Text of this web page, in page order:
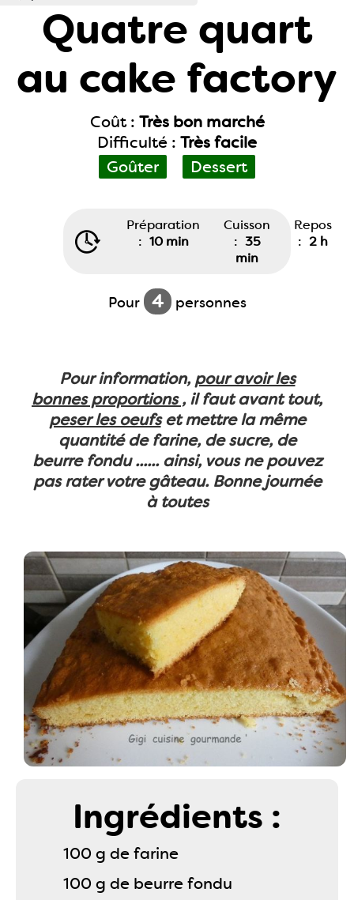
Quatre quart
au cake factory
Coût : Très bon marché
Difficulté : Très facile
Goûter
Dessert
Préparation
: 10 min
Cuisson
: 35
min
Repos
: 2 h
Pour 4 personnes
Pour information, pour avoir les
bonnes proportions , il faut avant tout,
peser les oeufset mettre la même
quantité de farine, de sucre, de
beurre fondu ...... ainsi, vous ne pouvez
pas rater votre gâteau. Bonne journée
à toutes
Ingrédients :
100 g de farine
100 g de beurre fondu